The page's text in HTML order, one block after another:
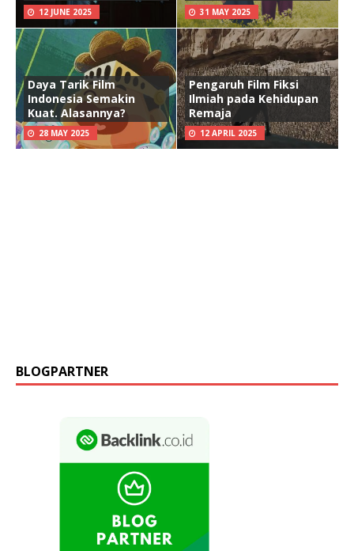
12 JUNE 2025 31 MAY 2025
Daya Tarik Film
Indonesia Semakin
Kuat. Alasannya?
28 MAY 2025
Pengaruh Film Fiksi
Ilmiah pada Kehidupan
Remaja
12 APRIL 2025
BLOGPARTNER